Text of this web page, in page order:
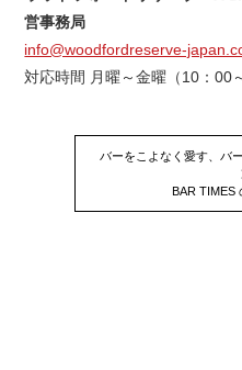
営事務局
info@woodfordreserve-
対応時間 月曜～金曜（10：
バーをこよなく愛す、バ
BAR TIMES